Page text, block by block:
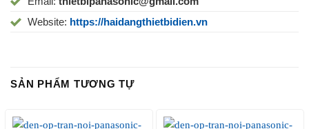
Website: https://haidangthietbidien.vn
SẢN PHẨM TƯƠNG TỰ